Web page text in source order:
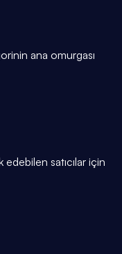
ana omurgası
satıcılar için